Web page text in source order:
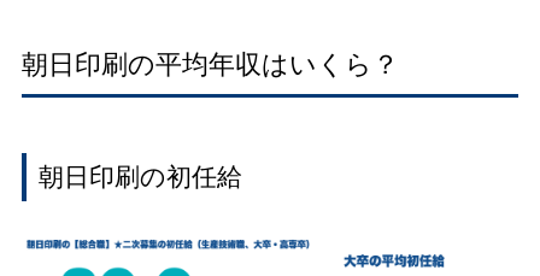
朝日印刷の平均年収はいくら？
朝日印刷の初任給